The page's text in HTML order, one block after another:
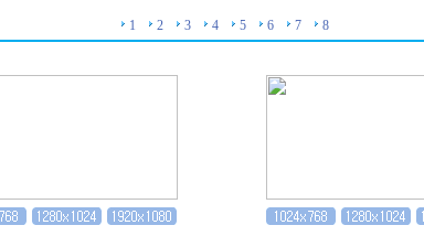
1 2 3 4 5 6 7 8